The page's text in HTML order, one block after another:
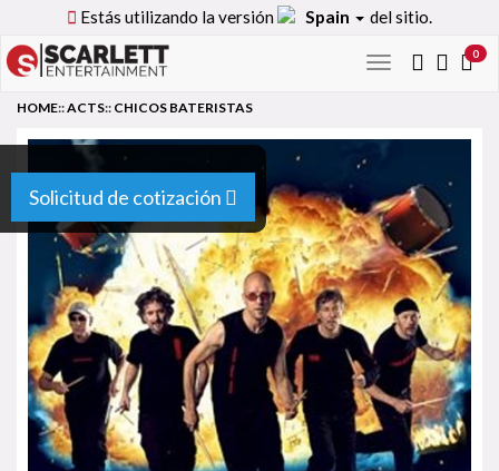
Estás utilizando la versión Spain del sitio.
Toggle
0
Solicitud de cotización
HOME::ACTS:: CHICOS BATERISTAS